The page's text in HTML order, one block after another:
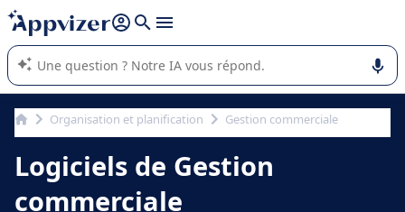
répondre (plusieurs lignes avec
L'IA de Appvizer vous guide dans l'utilisation ou la sélection de
logiciel SaaS en entreprise.
Organisation et planification Gestion commerciale
Logiciels de Gestion
commerciale